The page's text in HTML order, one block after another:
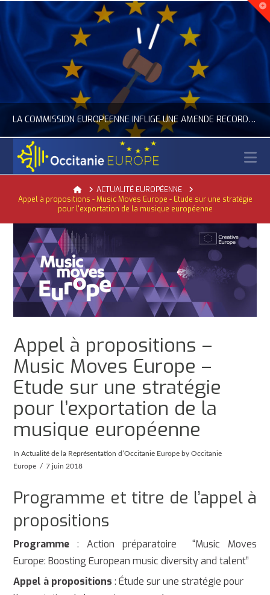
LA COMMISSION EUROPÉENNE INFLIGE UNE AMENDE RECORD À GOOGLE
ACTUALITÉ DE L'UNION EUROPÉENNE, ACTUALITÉ DE LA REPRÉSENTATION D’OCCITANIE EUROPE, NUMÉRIQUE- DIGITAL
HomeACTUALITÉ EUROPÉENNE
Appel à propositions - Music Moves Europe - Etude sur une stratégie
pour l'exportation de la musique européenne
Appel à propositions –
Music Moves Europe –
Etude sur une stratégie
pour l’exportation de la
musique européenne
InActualité de la Représentation d’Occitanie Europe by Occitanie
Europe
7 juin 2018
Programme et titre de l’appel à
propositions
Programme : Action préparatoire “Music Moves
Europe: Boosting European music diversity and talent”
Appel à propositions : Étude sur une stratégie pour